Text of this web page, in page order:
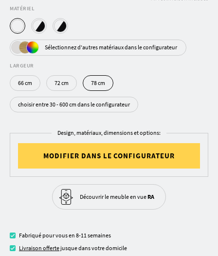
MATÉRIEL
Sélectionnez d'autres matériaux dans le configurateur
LARGEUR
66 cm 72 cm 78 cm
choisir entre 30 - 600 cm dans le configurateur
Design, matériaux, dimensions et options:
MODIFIER DANS LE CONFIGURATEUR
Découvrir le meubleen vue RA
Fabriqué pour vous en 8-11 semaines
Livraison offerte jusque dans votre domicile